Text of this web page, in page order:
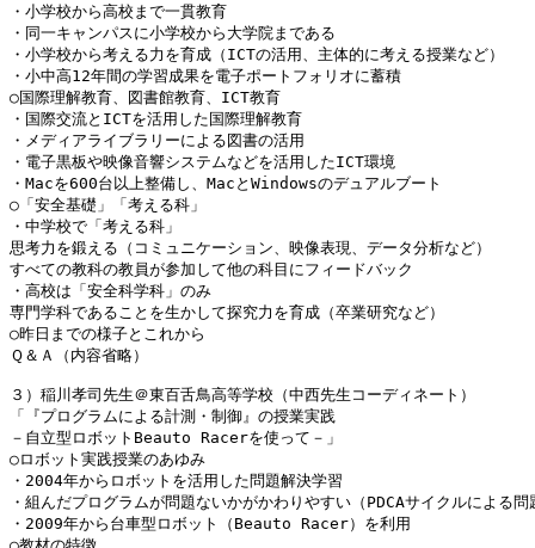
・小学校から高校まで一貫教育
・同一キャンパスに小学校から大学院まである
・小学校から考える力を育成（ICTの活用、主体的に考える授業など）
・小中高12年間の学習成果を電子ポートフォリオに蓄積
○国際理解教育、図書館教育、ICT教育
・国際交流とICTを活用した国際理解教育
・メディアライブラリーによる図書の活用
・電子黒板や映像音響システムなどを活用したICT環境
・Macを600台以上整備し、MacとWindowsのデュアルブート
○「安全基礎」「考える科」
・中学校で「考える科」
思考力を鍛える（コミュニケーション、映像表現、データ分析など）
すべての教科の教員が参加して他の科目にフィードバック
・高校は「安全科学科」のみ
専門学科であることを生かして探究力を育成（卒業研究など）
○昨日までの様子とこれから
Ｑ＆Ａ（内容省略）
３）稲川孝司先生＠東百舌鳥高等学校（中西先生コーディネート）
「『プログラムによる計測・制御』の授業実践
－自立型ロボットBeauto Racerを使って－」
○ロボット実践授業のあゆみ
・2004年からロボットを活用した問題解決学習
・組んだプログラムが問題ないかがかわりやすい（PDCAサイクルによる問
・2009年から台車型ロボット（Beauto Racer）を利用